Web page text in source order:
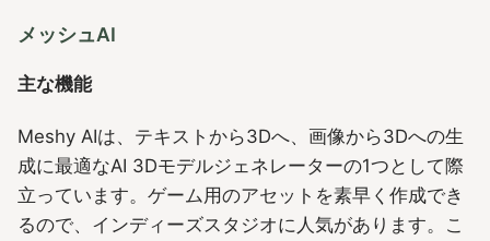
メッシュAI
主な機能
Meshy AIは、テキストから3Dへ、画像から3Dへの生
成に最適なAI 3Dモデルジェネレーターの1つとして際
立っています。ゲーム用のアセットを素早く作成でき
るので、インディーズスタジオに人気があります。こ